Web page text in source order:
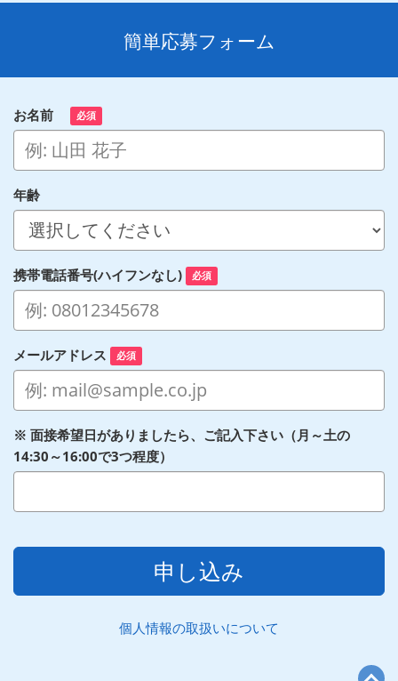
簡単応募フォーム
お名前 必須
年齢
携帯電話番号(ハイフンなし) 必須
メールアドレス 必須
※ 面接希望日がありましたら、ご記入下さい（月～土の
14:30～16:00で3つ程度）
申し込み
個人情報の取扱いについて